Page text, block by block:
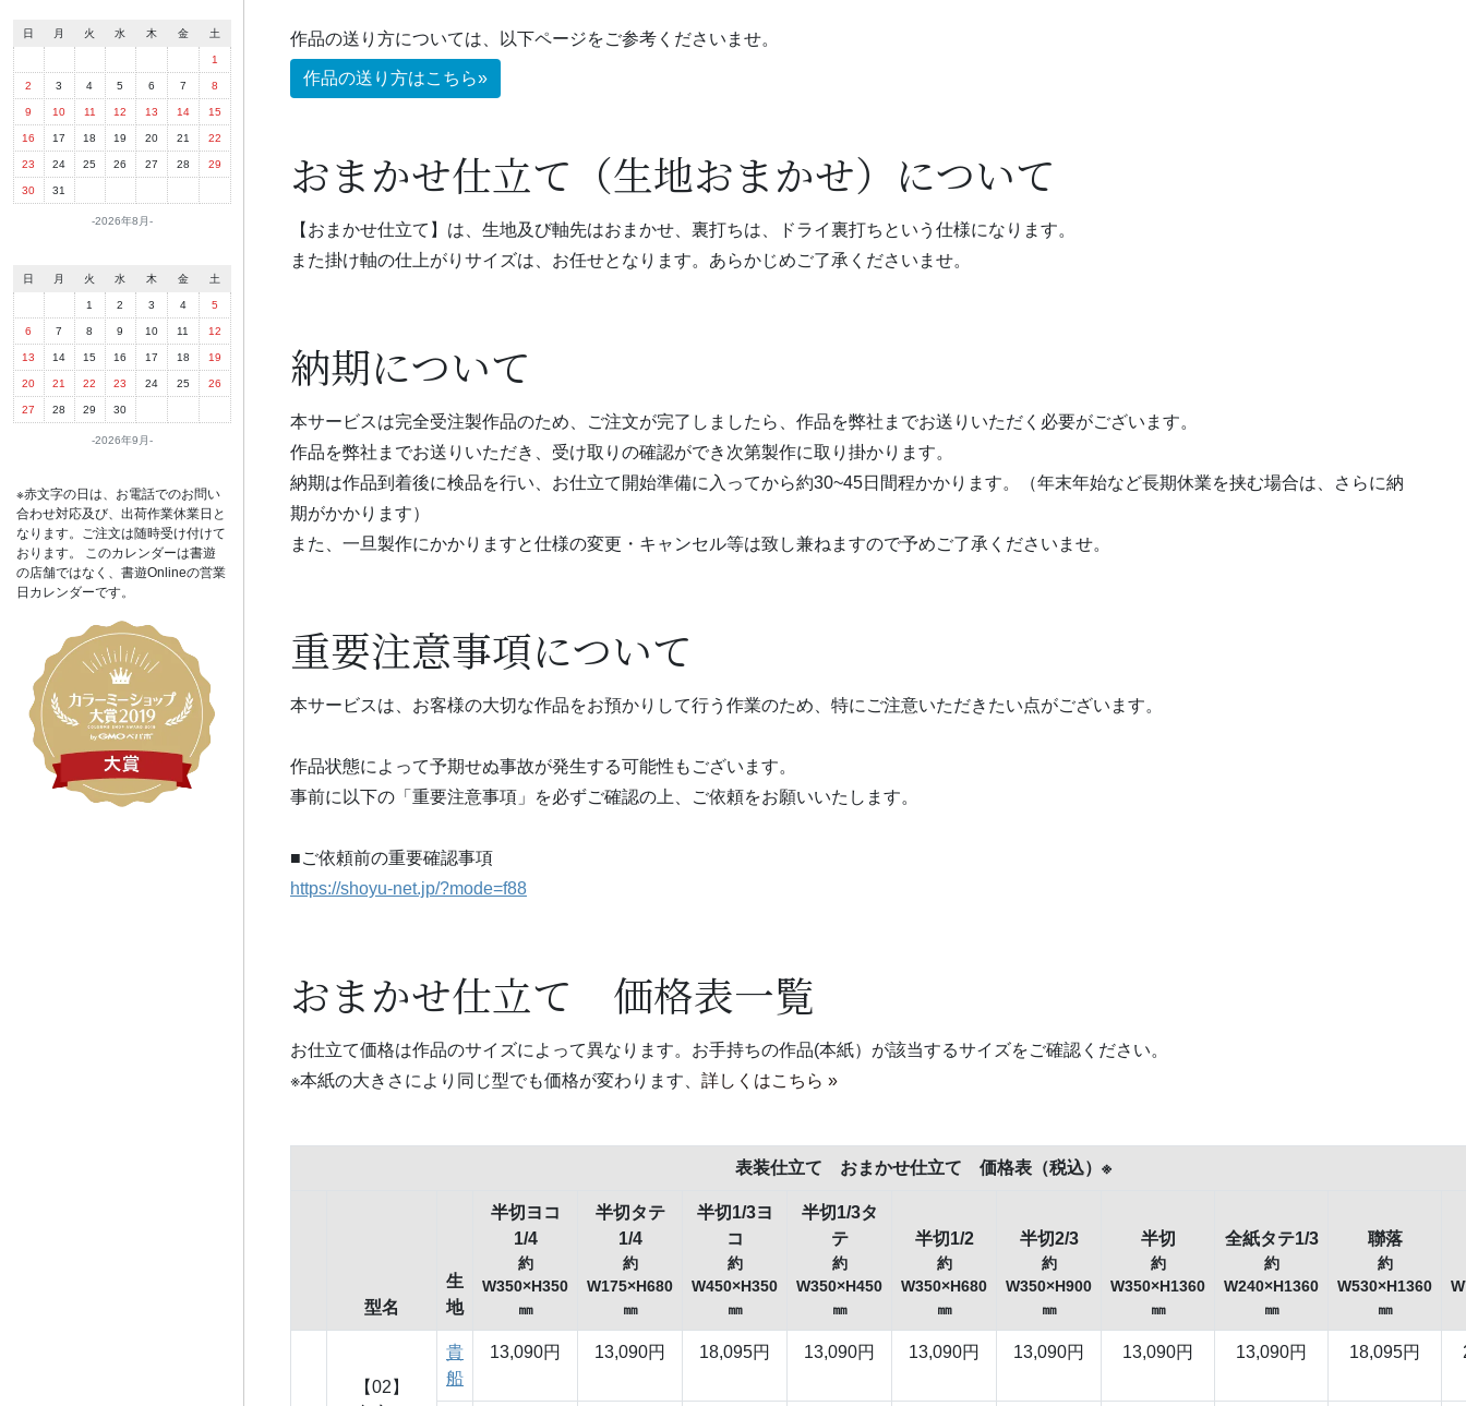
作品の送り方については、以下ページをご参考くださいませ。
作品の送り方はこちら»
おまかせ仕立て（生地おまかせ）について
【おまかせ仕立て】は、生地及び軸先はおまかせ 、裏打ちは、ドライ裏打ちという仕様になります。
また掛け軸の仕上がりサイズは、お任せとなります。あらかじめご了承くださいませ。
納期について
本サービスは完全受注製作品のため、ご注文が完了しましたら、作品を弊社までお送りいただく必要がございます。
作品を弊社までお送りいただき、受け取りの確認ができ次第製作に取り掛かります。
納期は作品到着後に検品を行い、お仕立て開始準備に入ってから約30~45日間程かかります。（年末年始など長期休業を挟む場合は、さらに納
期がかかります）
また、一旦製作にかかりますと仕様の変更・キャンセル等は致し兼ねますので予めご了承くださいませ。
重要注意事項について
本サービスは、お客様の大切な作品をお預かりして行う作業のため、特にご注意いただきたい点がございます。
作品状態によって予期せぬ事故が発生する可能性もございます。
事前に以下の「重要注意事項」を必ずご確認の上、ご依頼をお願いいたします。
■ご依頼前の重要確認事項
https://shoyu-net.jp/?mode=f88
おまかせ仕立て 価格表一覧
お仕立て価格は作品のサイズによって異なります。お手持ちの作品(本紙）が該当するサイズをご確認ください。
※本紙の大きさにより同じ型でも価格が変わります、 詳しくはこちら »
表装仕立て おまかせ仕立て 価格表（税込） ※
型名
生
地
半切ヨコ
1/4
約
W350×H350
㎜
半切タテ
1/4
約
W175×H680
㎜
半切1/3ヨ
コ
約
W450×H350
㎜
半切1/3タ
テ
約
W350×H450
㎜
半切1/2
約
W350×H680
㎜
半切2/3
約
W350×H900
㎜
半切
約
W350×H1360
㎜
全紙タテ1/3
約
W240×H1360
㎜
聯落
約
W530×H1360
㎜
【02】
貴
船
13,090円 13,090円 18,095円 13,090円 13,090円 13,090円 13,090円 13,090円 18,095円
2026年8月
日 月 火 水 木 金 土
1
2 3 4 5 6 7 8
9 10 11 12 13 14 15
16 17 18 19 20 21 22
23 24 25 26 27 28 29
30 31
2026年9月
日 月 火 水 木 金 土
1 2 3 4 5
6 7 8 9 10 11 12
13 14 15 16 17 18 19
20 21 22 23 24 25 26
27 28 29 30
※赤文字の日は、お電話でのお問い
合わせ対応及び、出荷作業休業日と
なります。ご注文は随時受け付けて
おります。 このカレンダーは書遊
の店舗ではなく、書遊Onlineの営業
日カレンダーです。